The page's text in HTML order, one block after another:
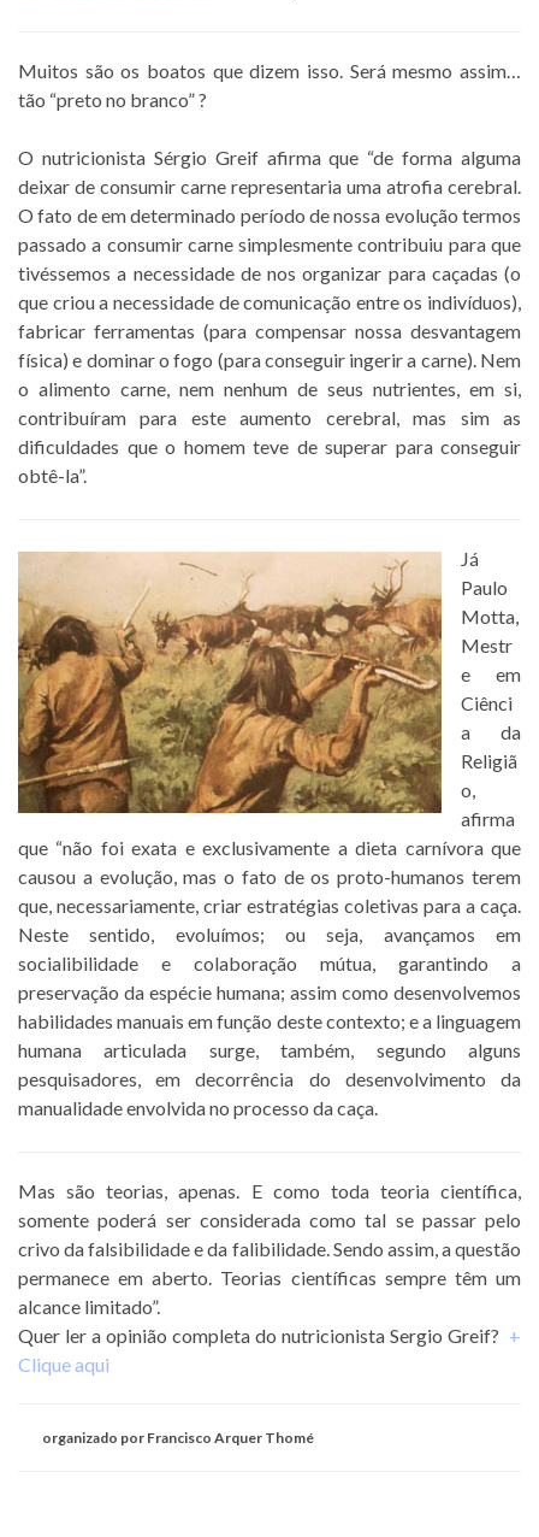
Muitos são os boatos que dizem isso. Será mesmo assim…
tão “preto no branco” ?
O nutricionista Sérgio Greif afirma que “de forma alguma
deixar de consumir carne representaria uma atrofia cerebral.
O fato de em determinado período de nossa evolução termos
passado a consumir carne simplesmente contribuiu para que
tivéssemos a necessidade de nos organizar para caçadas (o
que criou a necessidade de comunicação entre os indivíduos),
fabricar ferramentas (para compensar nossa desvantagem
física) e dominar o fogo (para conseguir ingerir a carne). Nem
o alimento carne, nem nenhum de seus nutrientes, em si,
contribuíram para este aumento cerebral, mas sim as
dificuldades que o homem teve de superar para conseguir
obtê-la”.
Já
Paulo
Motta,
Mestr
e em
Ciênci
a da
Religiã
o,
afirma
que “não foi exata e exclusivamente a dieta carnívora que
causou a evolução, mas o fato de os proto-humanos terem
que, necessariamente, criar estratégias coletivas para a caça.
Neste sentido, evoluímos; ou seja, avançamos em
socialibilidade e colaboração mútua, garantindo a
preservação da espécie humana; assim como desenvolvemos
habilidades manuais em função deste contexto; e a linguagem
humana articulada surge, também, segundo alguns
pesquisadores, em decorrência do desenvolvimento da
manualidade envolvida no processo da caça.
Mas são teorias, apenas. E como toda teoria científica,
somente poderá ser considerada como tal se passar pelo
crivo da falsibilidade e da falibilidade. Sendo assim, a questão
permanece em aberto. Teorias científicas sempre têm um
alcance limitado”.
Quer ler a opinião completa do nutricionista Sergio Greif? +
Clique aqui
organizado por Francisco Arquer Thomé